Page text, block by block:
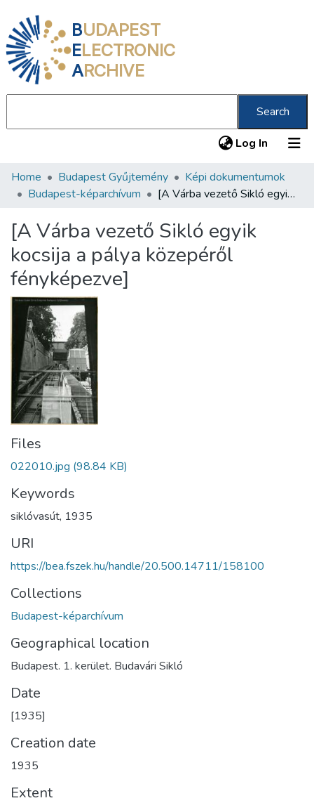
BUDAPEST
ELECTRONIC
ARCHIVE
Search
Log In (current)
Communities & Collections
Statistics
About us
Home Budapest Gyűjtemény
Képi dokumentumok
Budapest-képarchívum
[A Várba vezető Sikló egyik kocsija a pálya közepéről fényképezve]
[A Várba vezető Sikló egyik
kocsija a pálya közepéről
fényképezve]
Files
022010.jpg (98.84 KB)
Keywords
siklóvasút, 1935
URI
https://bea.fszek.hu/handle/20.500.14711/158100
Collections
Budapest-képarchívum
Geographical location
Budapest. 1. kerület. Budavári Sikló
Date
[1935]
Creation date
1935
Extent